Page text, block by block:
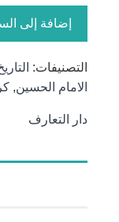
إضافة إلى
التصنيفات:
الامام الحسين,
دار التعارف